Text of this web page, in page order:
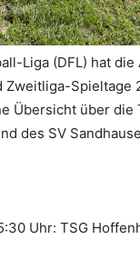
Liga (DFL) hat
Zweitliga-Spieltage
Übersicht über die
des SV
Uhr: TSG